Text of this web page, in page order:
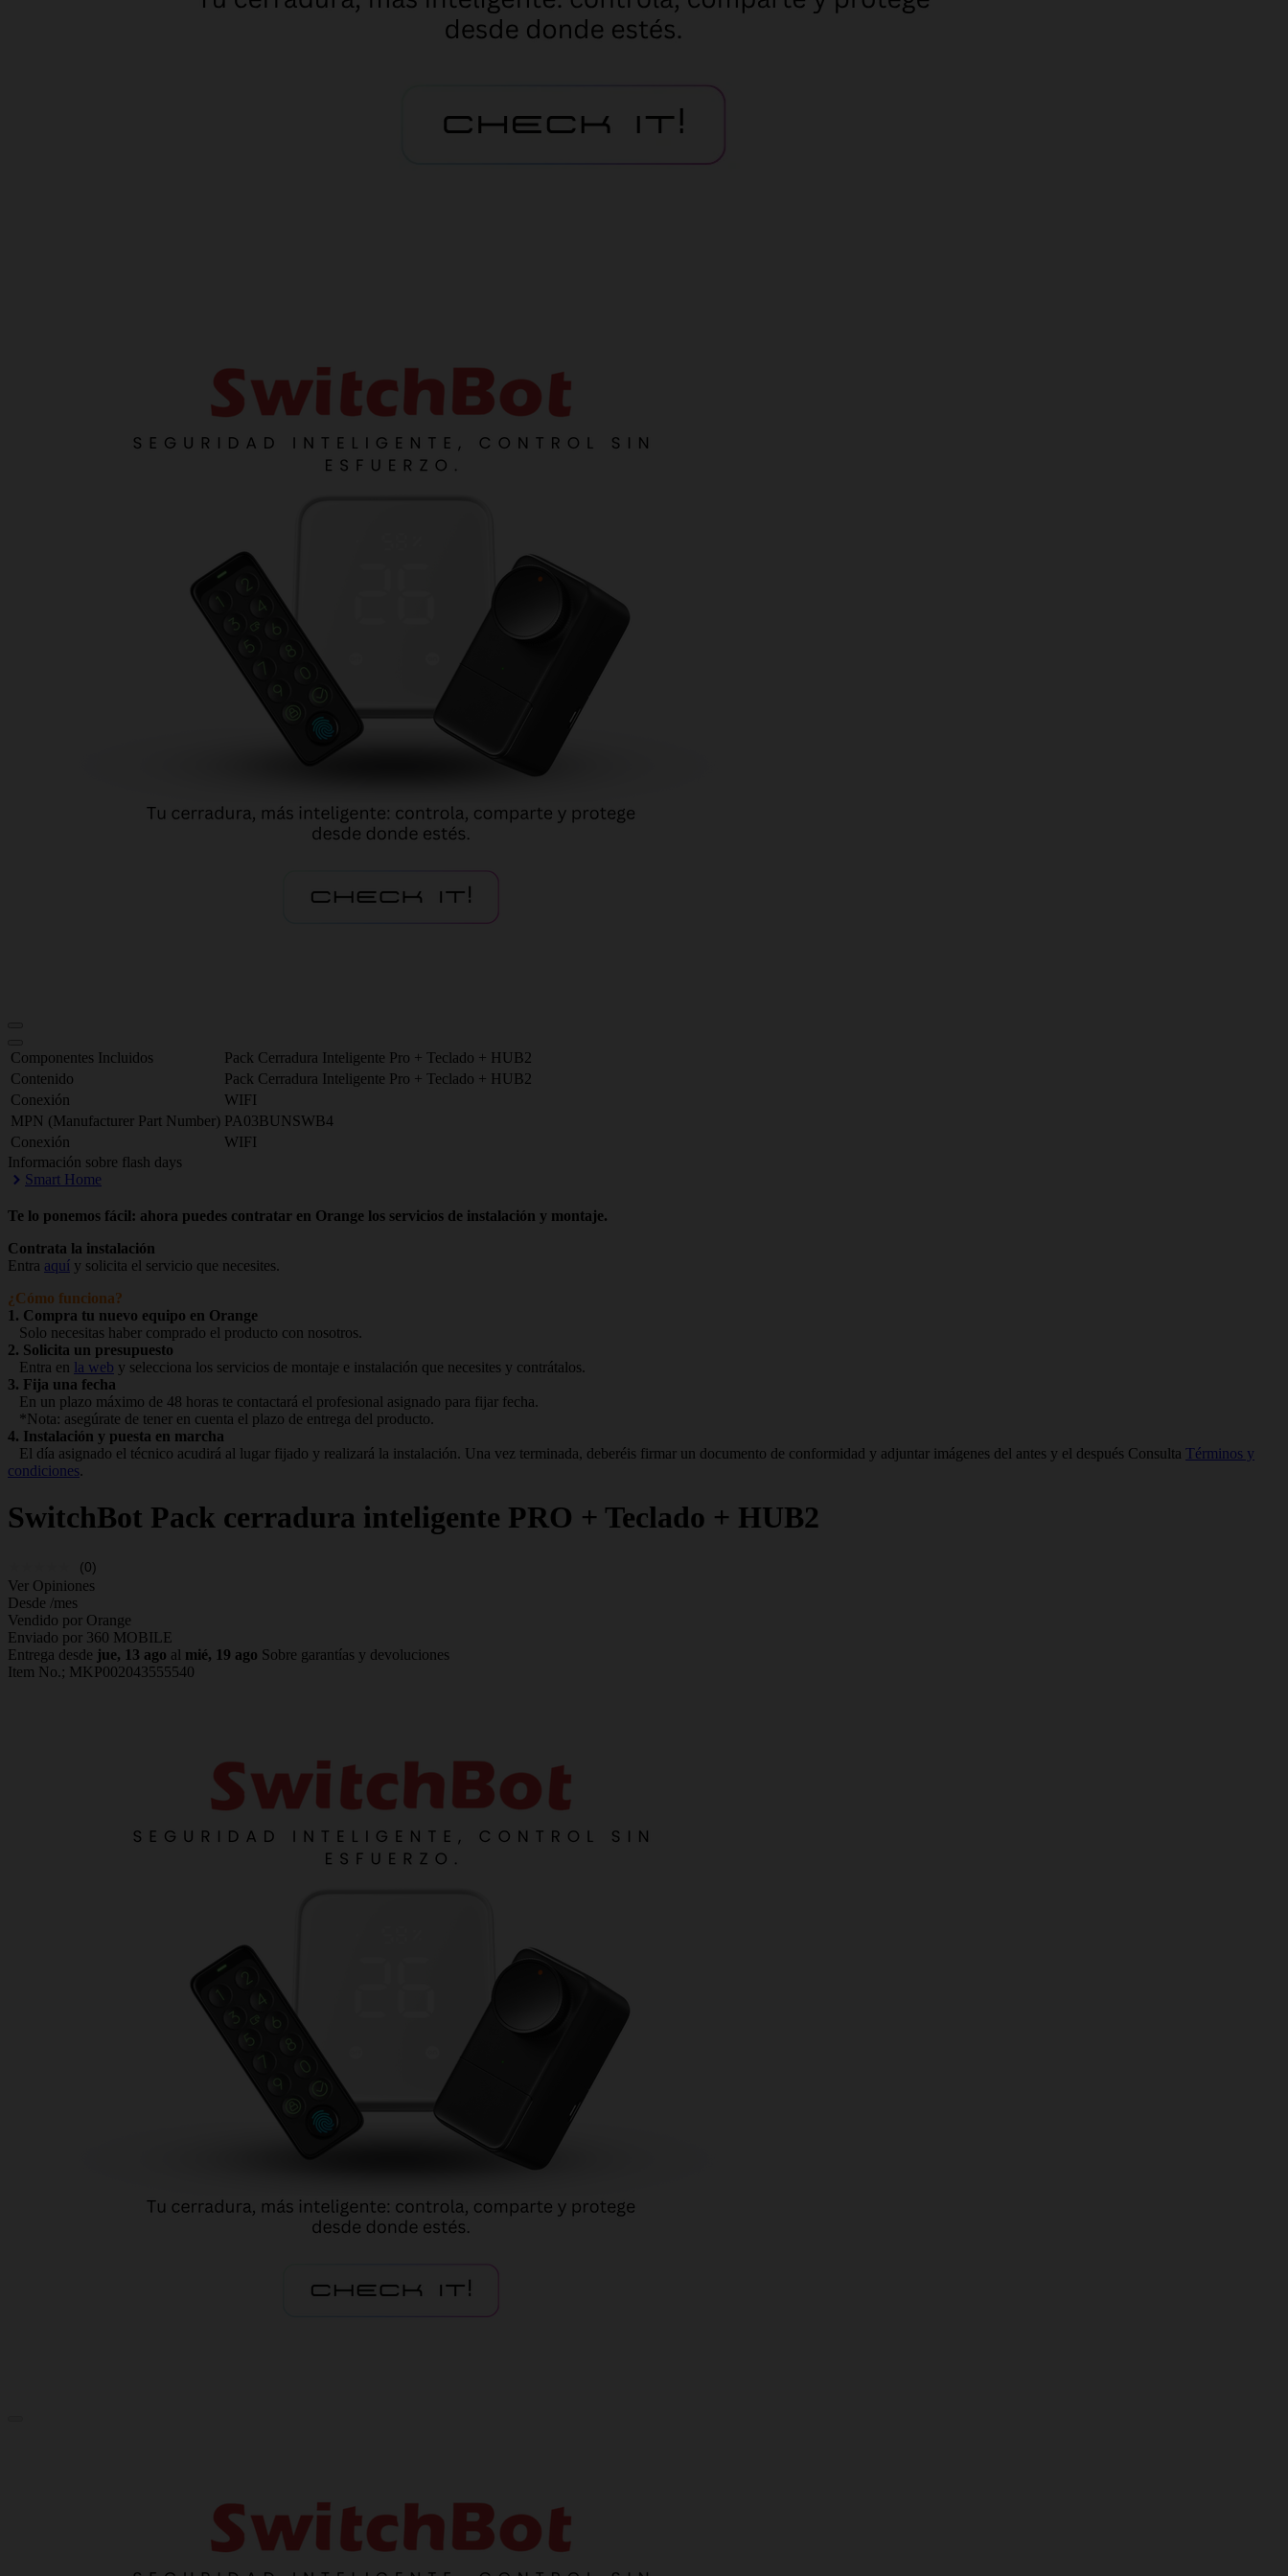
Componentes Incluidos
Pack Cerradura Inteligente Pro + Teclado + HUB2
Contenido
Pack Cerradura Inteligente Pro + Teclado + HUB2
Conexión
WIFI
MPN (Manufacturer Part Number) PA03BUNSWB4
Conexión
WIFI
Información sobre flash days
Smart Home
Te lo ponemos fácil: ahora puedes contratar en Orange los servicios de instalación y montaje.
Contrata la instalación
Entra aquí y solicita el servicio que necesites.
¿Cómo funciona?
1. Compra tu nuevo equipo en Orange
Solo necesitas haber comprado el producto con nosotros.
2. Solicita un presupuesto
Entra en la web y selecciona los servicios de montaje e instalación que necesites y contrátalos.
3. Fija una fecha
En un plazo máximo de 48 horas te contactará el profesional asignado para fijar fecha.
*Nota: asegúrate de tener en cuenta el plazo de entrega del producto.
4. Instalación y puesta en marcha
El día asignado el técnico acudirá al lugar fijado y realizará la instalación. Una vez terminada, deberéis firmar un documento de conformidad y adjuntar imágenes del antes y el después Consulta Términos y
condiciones.
SwitchBot Pack cerradura inteligente PRO + Teclado + HUB2
(0)
Ver Opiniones
Desde /mes
Vendido por Orange
Enviado por 360 MOBILE
Entrega desde jue, 13 ago al mié, 19 ago Sobre garantías y devoluciones
Item No.; MKP002043555540